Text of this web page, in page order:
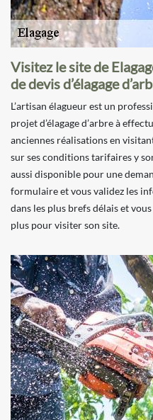
Visitez le site de
de devis d’élagage
L’artisan élagueur est un
projet d’élagage d’arbre à
anciennes réalisations en
sur ses conditions tarifaires y
aussi disponible pour une
formulaire et vous validez les
dans les plus brefs délais et
plus pour visiter son site.